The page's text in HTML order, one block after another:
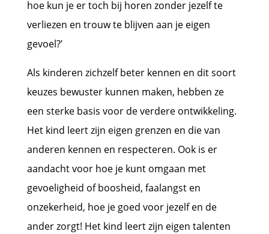
hoe kun je er toch bij horen zonder jezelf te
verliezen en trouw te blijven aan je eigen
gevoel?’
Als kinderen zichzelf beter kennen en dit soort
keuzes bewuster kunnen maken, hebben ze
een sterke basis voor de verdere ontwikkeling.
Het kind leert zijn eigen grenzen en die van
anderen kennen en respecteren. Ook is er
aandacht voor hoe je kunt omgaan met
gevoeligheid of boosheid, faalangst en
onzekerheid, hoe je goed voor jezelf en de
ander zorgt! Het kind leert zijn eigen talenten